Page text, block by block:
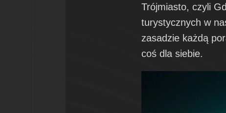
Trójmiasto, czyli
turystycznych w
zasadzie każdą
coś dla siebie.